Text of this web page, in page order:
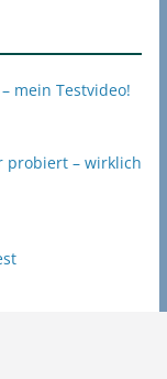
mein Testvideo!
probiert – wirklich